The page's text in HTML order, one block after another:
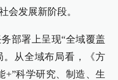
会发展新阶段。
部署上呈现“全域覆盖
。从全域布局看，《方
+”科学研究、制造、生